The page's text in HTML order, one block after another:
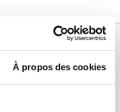
À propos des cookies